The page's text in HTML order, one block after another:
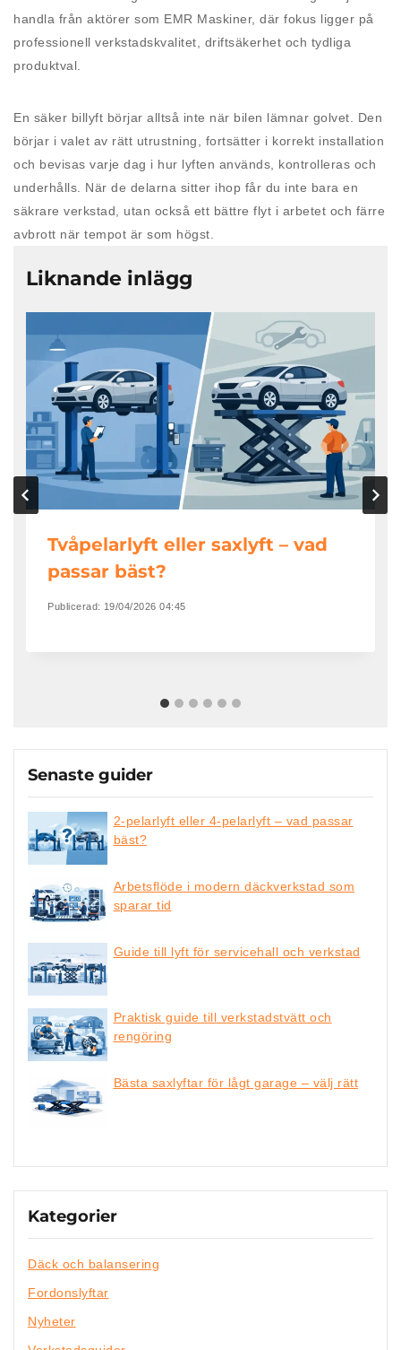
handla från aktörer som EMR Maskiner, där fokus ligger på
professionell verkstadskvalitet, driftsäkerhet och tydliga
produktval.
En säker billyft börjar alltså inte när bilen lämnar golvet. Den
börjar i valet av rätt utrustning, fortsätter i korrekt installation
och bevisas varje dag i hur lyften används, kontrolleras och
underhålls. När de delarna sitter ihop får du inte bara en
säkrare verkstad, utan också ett bättre flyt i arbetet och färre
avbrott när tempot är som högst.
Liknande inlägg
Tvåpelarlyft eller saxlyft – vad
passar bäst?
Publicerad: 19/04/2026 04:45
Senaste guider
2-pelarlyft eller 4-pelarlyft – vad passar
bäst?
Arbetsflöde i modern däckverkstad som
sparar tid
Guide till lyft för servicehall och verkstad
Praktisk guide till verkstadstvätt och
rengöring
Bästa saxlyftar för lågt garage – välj rätt
Kategorier
Däck och balansering
Fordonslyftar
Nyheter